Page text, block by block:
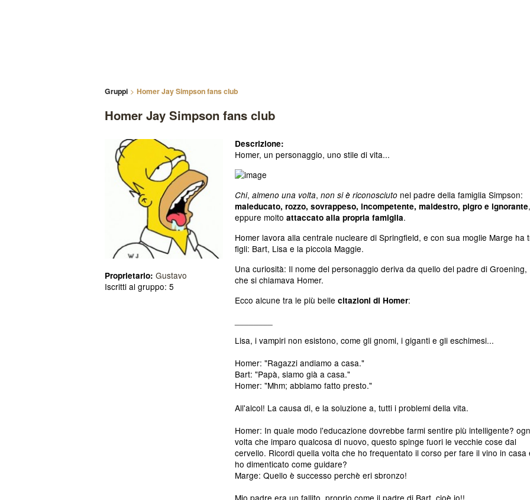
Gruppi Homer Jay Simpson fans club
Homer Jay Simpson fans club
Proprietario: Gustavo
Iscritti al gruppo: 5
Descrizione:
Homer, un personaggio, uno stile di vita...
Chi, almeno una volta, non si è riconosciuto nel padre della famiglia Simpson:
maleducato, rozzo, sovrappeso, incompetente, maldestro, pigro e ignorante,
eppure molto attaccato alla propria famiglia.
Homer lavora alla centrale nucleare di Springfield, e con sua moglie Marge ha
figli: Bart, Lisa e la piccola Maggie.
Una curiosità: Il nome del personaggio deriva da quello del padre di Groening,
che si chiamava Homer.
Ecco alcune tra le più belle citazioni di Homer:
Lisa, i vampiri non esistono, come gli gnomi, i giganti e gli eschimesi...
Homer: "Ragazzi andiamo a casa."
Bart: "Papà, siamo già a casa."
Homer: "Mhm; abbiamo fatto presto."
All'alcol! La causa di, e la soluzione a, tutti i problemi della vita.
Homer: In quale modo l'educazione dovrebbe farmi sentire più intelligente?
volta che imparo qualcosa di nuovo, questo spinge fuori le vecchie cose dal
cervello. Ricordi quella volta che ho frequentato il corso per fare il vino in casa
ho dimenticato come guidare?
Marge: Quello è successo perchè eri sbronzo!
Mio padre era un fallito, proprio come il padre di Bart, cioè io!!